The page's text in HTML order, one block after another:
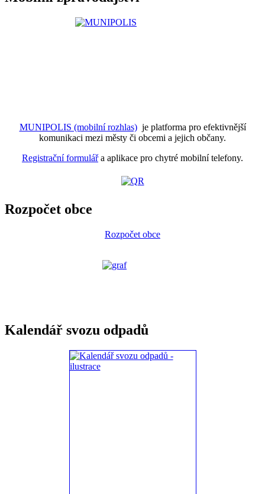
MUNIPOLIS (mobilní rozhlas)je platforma pro efektivnější
komunikaci mezi městy či obcemi a jejich občany.
Registrační formulářa aplikace pro chytré mobilní telefony.
Rozpočet obce
Rozpočet obce
Kalendář svozu odpadů